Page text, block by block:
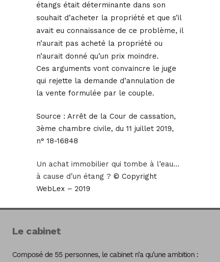
étangs était déterminante dans son
souhait d’acheter la propriété et que s’il
avait eu connaissance de ce problème, il
n’aurait pas acheté la propriété ou
n’aurait donné qu’un prix moindre.
Ces arguments vont convaincre le juge
qui rejette la demande d’annulation de
la vente formulée par le couple.
Source : Arrêt de la Cour de cassation,
3ème chambre civile, du 11 juillet 2019,
n° 18-16848
Un achat immobilier qui tombe à l’eau…
à cause d’un étang ? © Copyright
WebLex – 2019
Le cabinet
Composé de 55 personnes, le cabinet n’a qu’une ambition :